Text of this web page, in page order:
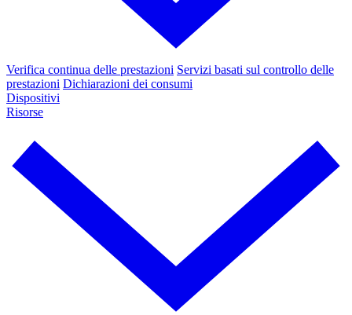
Verifica continua delle prestazioni Servizi basati sul controllo delle
prestazioni Dichiarazioni dei consumi
Dispositivi
Risorse